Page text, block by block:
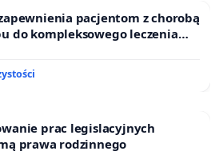
pacjentom z chorobą
do kompleksowego leczenia
prac legislacyjnych
prawa rodzinnego